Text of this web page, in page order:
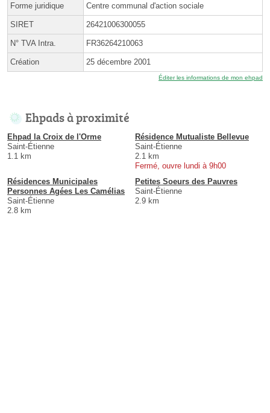
Forme juridique Centre communal d'action sociale
SIRET 26421006300055
N° TVA Intra. FR36264210063
Création 25 décembre 2001
Éditer les informations de mon ehpad
Ehpads à proximité
Ehpad la Croix de l'Orme
Saint-Étienne
1.1 km
Résidence Mutualiste Bellevue
Saint-Étienne
2.1 km
Fermé, ouvre lundi à 9h00
Résidences Municipales
Personnes Agées Les Camélias
Saint-Étienne
2.8 km
Petites Soeurs des Pauvres
Saint-Étienne
2.9 km